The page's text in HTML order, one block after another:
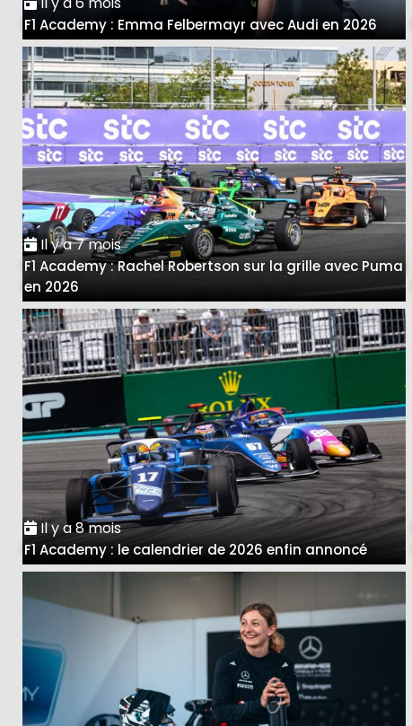
F1 Academy : Emma Felbermayr avec Audi en 2026
Il y a 7 mois
F1 Academy : Rachel Robertson sur la grille avec Puma
en 2026
Il y a 8 mois
F1 Academy : le calendrier de 2026 enfin annoncé